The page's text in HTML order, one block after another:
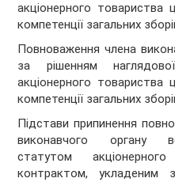
акціонерного
компетенції загальних
Повноваження члена
за рішенням
акціонерного
компетенції загальних
Підстави припинення
виконавчого органу
статутом
контрактом,